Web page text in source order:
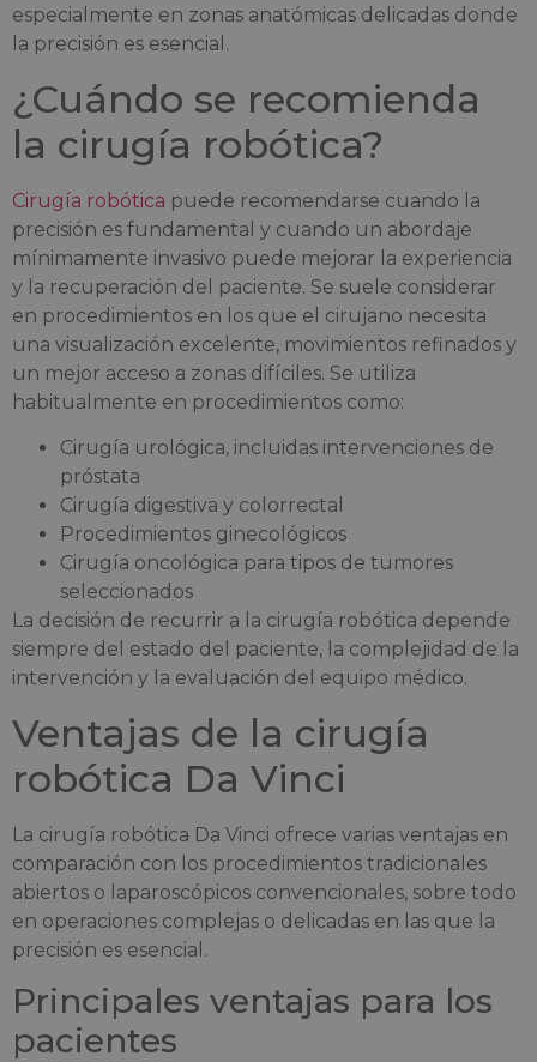
especialmente en zonas anatómicas delicadas donde
la precisión es esencial.
¿Cuándo se recomienda
la cirugía robótica?
Cirugía robótica puede recomendarse cuando la
precisión es fundamental y cuando un abordaje
mínimamente invasivo puede mejorar la experiencia
y la recuperación del paciente. Se suele considerar
en procedimientos en los que el cirujano necesita
una visualización excelente, movimientos refinados y
un mejor acceso a zonas difíciles. Se utiliza
habitualmente en procedimientos como:
Cirugía urológica, incluidas intervenciones de
próstata
Cirugía digestiva y colorrectal
Procedimientos ginecológicos
Cirugía oncológica para tipos de tumores
seleccionados
La decisión de recurrir a la cirugía robótica depende
siempre del estado del paciente, la complejidad de la
intervención y la evaluación del equipo médico.
Ventajas de la cirugía
robótica Da Vinci
La cirugía robótica Da Vinci ofrece varias ventajas en
comparación con los procedimientos tradicionales
abiertos o laparoscópicos convencionales, sobre todo
en operaciones complejas o delicadas en las que la
precisión es esencial.
Principales ventajas para los
pacientes